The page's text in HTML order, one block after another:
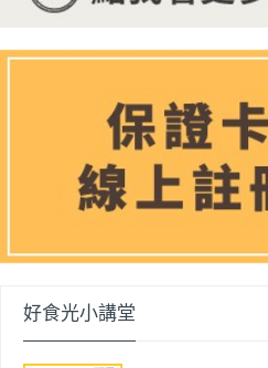
好食光小講堂